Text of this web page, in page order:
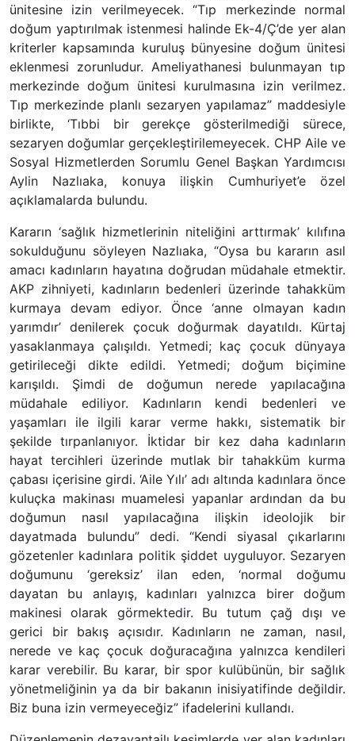
ünitesine izin verilmeyecek. “Tıp merkezinde normal
doğum yaptırılmak istenmesi halinde Ek-4/Ç’de yer alan
kriterler kapsamında kuruluş bünyesine doğum ünitesi
eklenmesi zorunludur. Ameliyathanesi bulunmayan tıp
merkezinde doğum ünitesi kurulmasına izin verilmez.
Tıp merkezinde planlı sezaryen yapılamaz” maddesiyle
birlikte, ‘Tıbbi bir gerekçe gösterilmediği sürece,
sezaryen doğumlar gerçekleştirilemeyecek. CHP Aile ve
Sosyal Hizmetlerden Sorumlu Genel Başkan Yardımcısı
Aylin Nazlıaka, konuya ilişkin Cumhuriyet’e özel
açıklamalarda bulundu.
Kararın ‘sağlık hizmetlerinin niteliğini arttırmak’ kılıfına
sokulduğunu söyleyen Nazlıaka, “Oysa bu kararın asıl
amacı kadınların hayatına doğrudan müdahale etmektir.
AKP zihniyeti, kadınların bedenleri üzerinde tahakküm
kurmaya devam ediyor. Önce ‘anne olmayan kadın
yarımdır’ denilerek çocuk doğurmak dayatıldı. Kürtaj
yasaklanmaya çalışıldı. Yetmedi; kaç çocuk dünyaya
getirileceği dikte edildi. Yetmedi; doğum biçimine
karışıldı. Şimdi de doğumun nerede yapılacağına
müdahale ediliyor. Kadınların kendi bedenleri ve
yaşamları ile ilgili karar verme hakkı, sistematik bir
şekilde tırpanlanıyor. İktidar bir kez daha kadınların
hayat tercihleri üzerinde mutlak bir tahakküm kurma
çabası içerisine girdi. ‘Aile Yılı’ adı altında kadınlara önce
kuluçka makinası muamelesi yapanlar ardından da bu
doğumun nasıl yapılacağına ilişkin ideolojik bir
dayatmada bulundu” dedi. “Kendi siyasal çıkarlarını
gözetenler kadınlara politik şiddet uyguluyor. Sezaryen
doğumunu ‘gereksiz’ ilan eden, ‘normal doğumu
dayatan bu anlayış, kadınları yalnızca birer doğum
makinesi olarak görmektedir. Bu tutum çağ dışı ve
gerici bir bakış açısıdır. Kadınların ne zaman, nasıl,
nerede ve kaç çocuk doğuracağına yalnızca kendileri
karar verebilir. Bu karar, bir spor kulübünün, bir sağlık
yönetmeliğinin ya da bir bakanın inisiyatifinde değildir.
Biz buna izin vermeyeceğiz” ifadelerini kullandı.